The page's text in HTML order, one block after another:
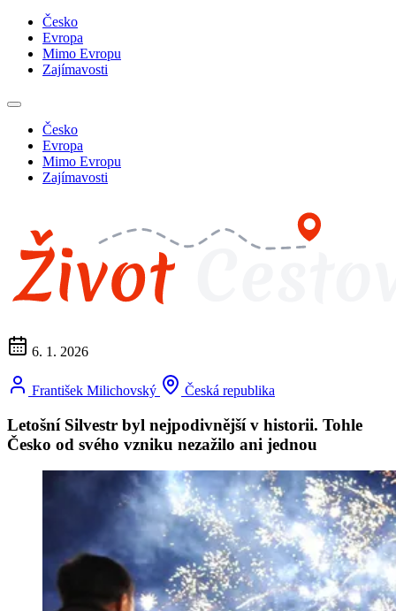
Česko
Evropa
Mimo Evropu
Zajímavosti
Česko
Evropa
Mimo Evropu
Zajímavosti
6. 1. 2026
František Milichovský Česká republika
Letošní Silvestr byl nejpodivnější v historii. Tohle
Česko od svého vzniku nezažilo ani jednou